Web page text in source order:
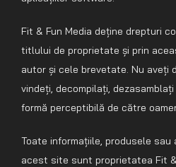
Fit & Fun Media deține drepturi
titlului de proprietate și prin
autor și cele brevetate. Nu aveți
vindeți, decompilați,
formă perceptibilă de către
Toate informațiile, produsele
acest site sunt proprietatea Fit &